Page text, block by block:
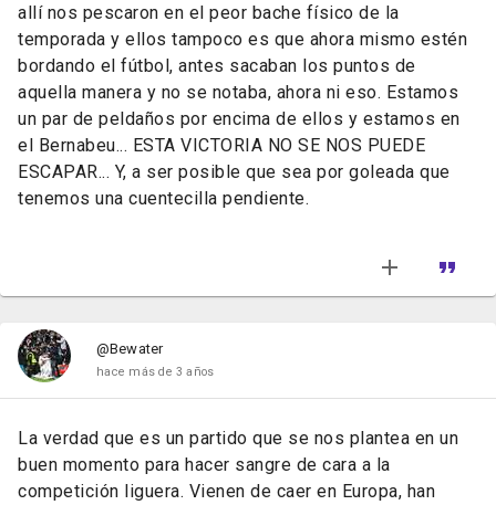
allí nos pescaron en el peor bache físico de la
temporada y ellos tampoco es que ahora mismo estén
bordando el fútbol, antes sacaban los puntos de
aquella manera y no se notaba, ahora ni eso. Estamos
un par de peldaños por encima de ellos y estamos en
el Bernabeu... ESTA VICTORIA NO SE NOS PUEDE
ESCAPAR... Y, a ser posible que sea por goleada que
tenemos una cuentecilla pendiente.
@Bewater
hace más de 3 años
La verdad que es un partido que se nos plantea en un
buen momento para hacer sangre de cara a la
competición liguera. Vienen de caer en Europa, han